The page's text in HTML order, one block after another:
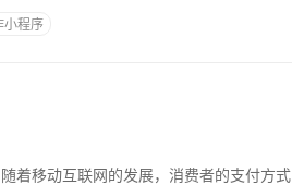
小程序
着移动互联网的发展，消费者的支付方式